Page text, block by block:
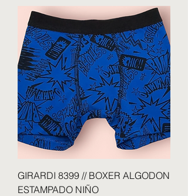
GIRARDI 8399 // BOXER ALGODON
ESTAMPADO NIÑO